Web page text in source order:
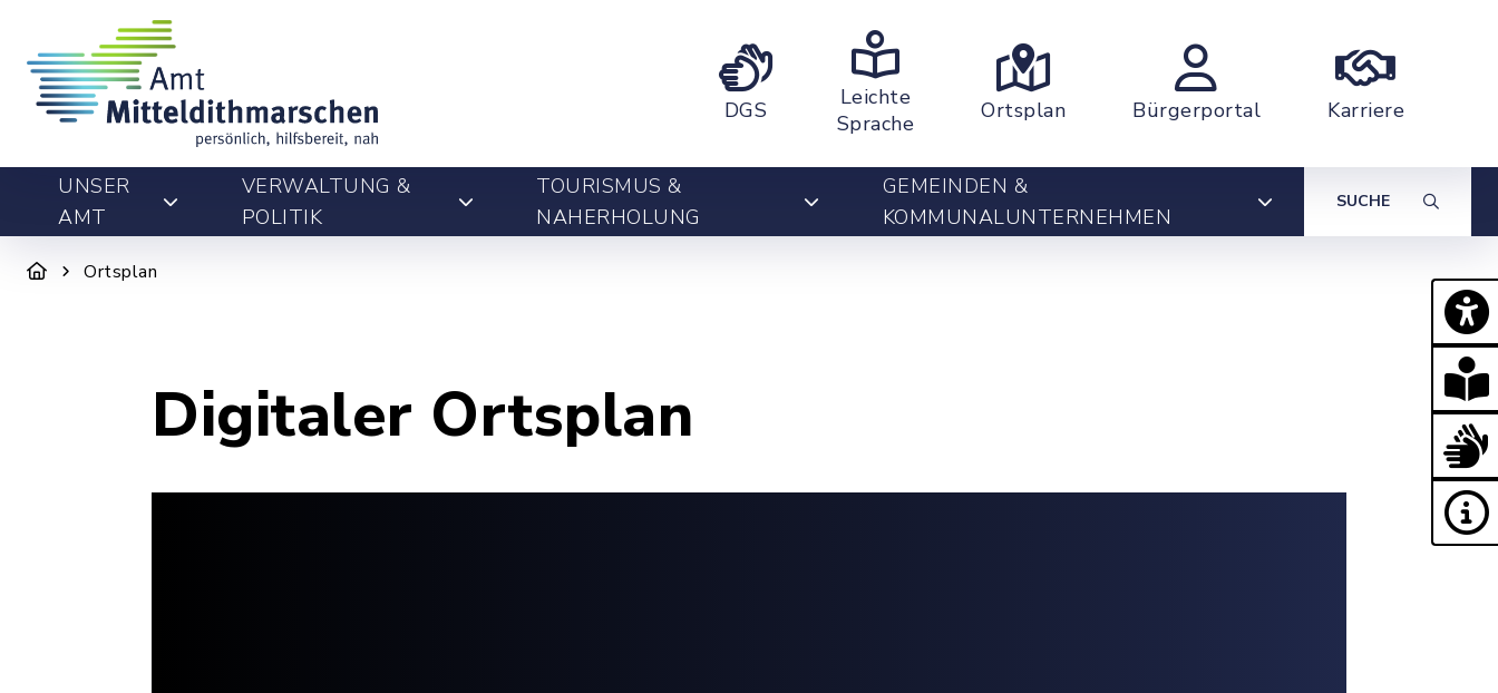
DGS
Leichte
Sprache
Ortsplan Bürgerportal Karriere
UNSER
AMT
VERWALTUNG &
POLITIK
TOURISMUS &
NAHERHOLUNG
GEMEINDEN &
KOMMUNALUNTERNEHMEN
SUCHE
Ortsplan
Digitaler Ortsplan